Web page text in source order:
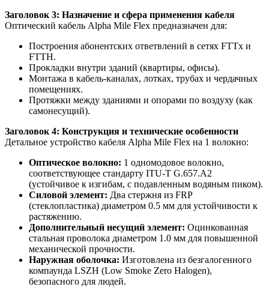
Заголовок 3: Назначение и сфера применения кабеля
Оптический кабель Alpha Mile Flex предназначен для:
Построения абонентских ответвлений в сетях FTTx и
FTTH.
Прокладки внутри зданий (квартиры, офисы).
Монтажа в кабель-каналах, лотках, трубах и чердачных
помещениях.
Протяжки между зданиями и опорами по воздуху (как
самонесущий).
Заголовок 4: Конструкция и технические особенности
Детальное устройство кабеля Alpha Mile Flex на 1 волокно:
Оптическое волокно: 1 одномодовое волокно,
соответствующее стандарту ITU-T G.657.A2
(устойчивое к изгибам, с подавленным водяным пиком).
Силовой элемент: Два стержня из FRP
(стеклопластика) диаметром 0.5 мм для устойчивости к
растяжению.
Дополнительный несущий элемент: Оцинкованная
стальная проволока диаметром 1.0 мм для повышенной
механической прочности.
Наружная оболочка: Изготовлена из безгалогенного
компаунда LSZH (Low Smoke Zero Halogen),
безопасного для людей.